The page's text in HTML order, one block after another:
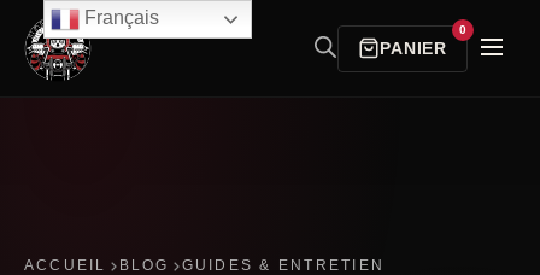
PANIER
0
ACCUEIL BLOG GUIDES & ENTRETIEN
Français